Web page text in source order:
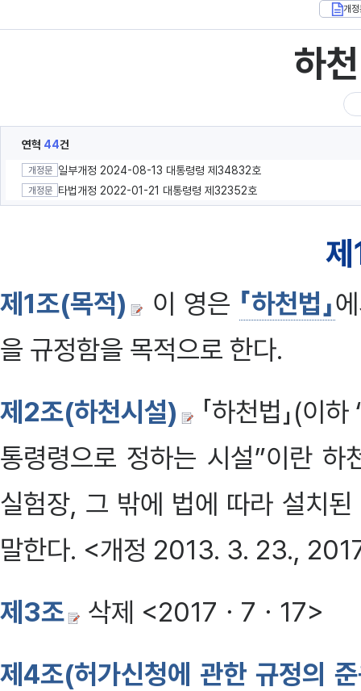
개정
하
연혁 44건
개정문 일부개정 2024-08-13 대통령령 제34832호
개정문 타법개정 2022-01-21 대통령령 제32352호
제1조(목적) 이 영은 「하천법」
을 규정함을 목적으로 한다.
제2조(하천시설)
「하천법」(이
통령령으로 정하는 시설”이란 하
실험장, 그 밖에 법에 따라 설치
말한다. <개정 2013. 3. 23.,
제3조
삭제 <2017ㆍ7ㆍ17>
제4조(허가신청에 관한 규정의